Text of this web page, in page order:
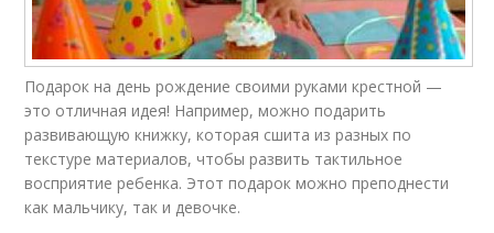
Подарок на день рождение своими руками крестной —
это отличная идея! Например, можно подарить
развивающую книжку, которая сшита из разных по
текстуре материалов, чтобы развить тактильное
восприятие ребенка. Этот подарок можно преподнести
как мальчику, так и девочке.